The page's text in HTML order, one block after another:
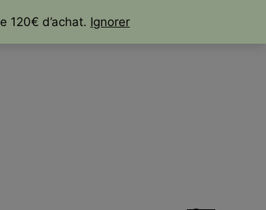
120€ d’achat. Ignorer
brûle-